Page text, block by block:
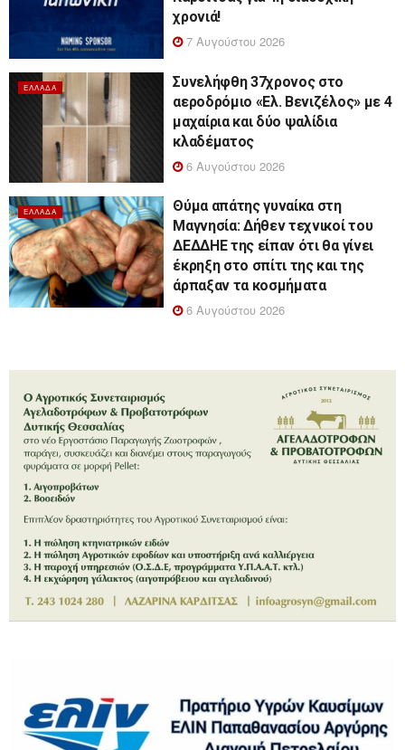
χρονιά!
7 Αυγούστου 2026
ΕΛΛΆΔΑ
Συνελήφθη 37χρονος στο
αεροδρόμιο «Ελ. Βενιζέλος» με 4
μαχαίρια και δύο ψαλίδια
κλαδέματος
6 Αυγούστου 2026
ΕΛΛΆΔΑ
Θύμα απάτης γυναίκα στη
Μαγνησία: Δήθεν τεχνικοί του
ΔΕΔΔΗΕ της είπαν ότι θα γίνει
έκρηξη στο σπίτι της και της
άρπαξαν τα κοσμήματα
6 Αυγούστου 2026